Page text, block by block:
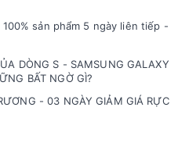
100% sản phẩm 5 ngày liên tiếp -
DÒNG S - SAMSUNG GALAXY
BẤT NGỜ GÌ?
- 03 NGÀY GIẢM GIÁ RỰC